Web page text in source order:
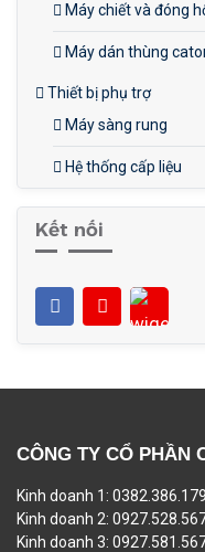
Máy chiết và đóng
Máy dán thùng
Thiết bị phụ trợ
Máy sàng rung
Hệ thống cấp liệu
Kết nối
CÔNG TY CỔ PHẦN
Kinh doanh 1: 0382.386.179
Kinh doanh 2:
Kinh doanh 3: